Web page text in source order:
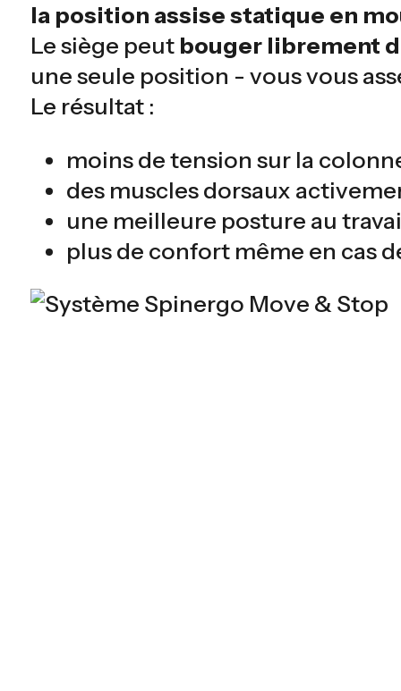
la position assise statique en
Le siège peut bouger librement
une seule position - vous vous
Le résultat :
moins de tension sur la
des muscles dorsaux
une meilleure posture au
plus de confort même en cas